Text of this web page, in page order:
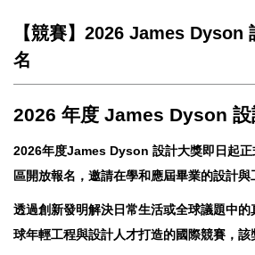
【競賽】2026 James Dyson
名
2026 年度 James Dyson 設
2026年度James Dyson 設計大獎即日起
區開放報名，邀請在學和應屆畢業的設計與
透過創新發明解決日常生活或全球議題中
球年輕工程與設計人才打造的國際競賽，該